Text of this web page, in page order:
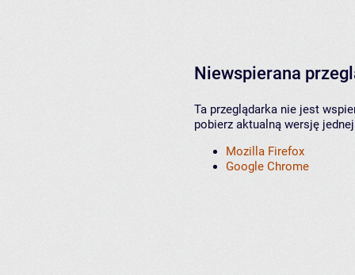
Niewspierana
Ta przeglądarka nie jest
pobierz aktualną wersję
Mozilla Firefox
Google Chrome